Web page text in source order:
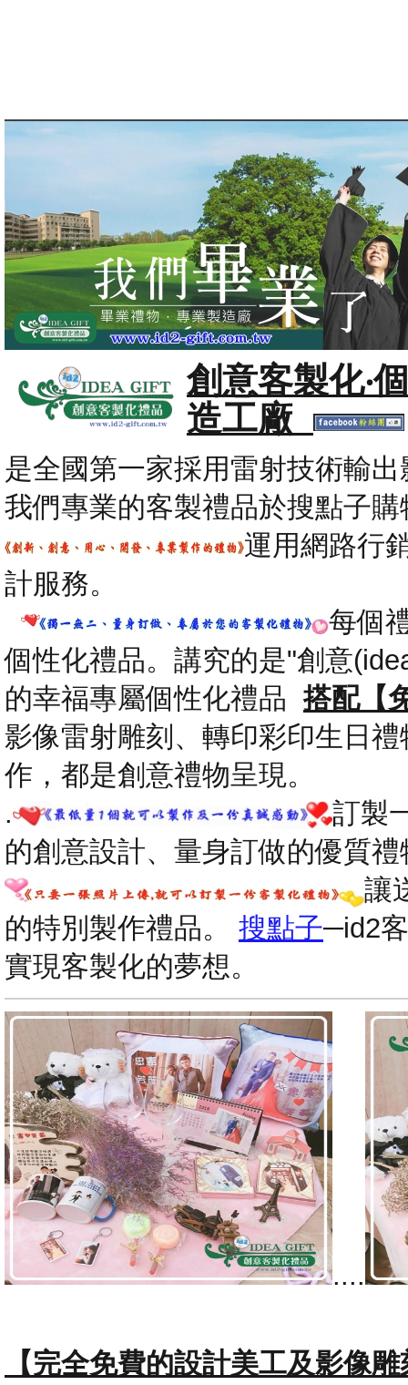
創意客製化‧
造工廠
是全國第一家採用雷射技術輸
我們專業的客製禮品於搜點子
運用網路行
計服務。
每個
個性化禮品。講究的是"創意
的幸福專屬個性化禮品搭配【
影像雷射雕刻、轉印彩印生日禮
作，都是創意禮物呈現。
.
訂製
的創意設計、量身訂做的優質禮
讓
的特別製作禮品。 搜點子─id2
實現客製化的夢想。
....
【完全免費的設計美工及影像